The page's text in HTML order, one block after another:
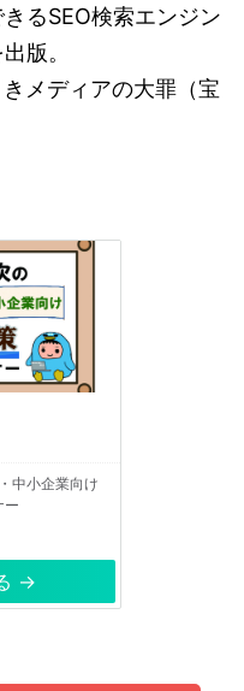
るSEO検索エンジン
版。
メディアの大罪（宝
中小企業向け
ー
→